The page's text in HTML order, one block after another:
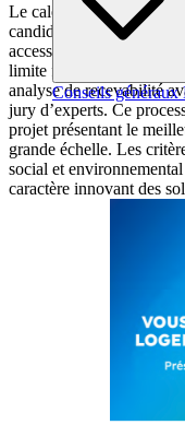
Conseils généraux
Le calendrier de
candidatures devront
accessible sur le site
limite fixée au 7
analyse de recevabilité
jury d’experts. Ce
projet présentant le
grande échelle. Les
social et
caractère innovant des